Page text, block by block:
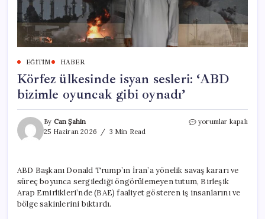
EĞITIM HABER
Körfez ülkesinde isyan sesleri: ‘ABD
bizimle oyuncak gibi oynadı’
By Can Şahin
25 Haziran 2026
3 Min Read
Körfez
bizimle
oyuncak
gibi
yorumlar kapalı
ABD Başkanı Donald Trump’ın İran’a yönelik savaş kararı ve
süreç boyunca sergilediği öngörülemeyen tutum, Birleşik
Arap Emirlikleri’nde (BAE) faaliyet gösteren iş insanlarını ve
bölge sakinlerini bıktırdı.